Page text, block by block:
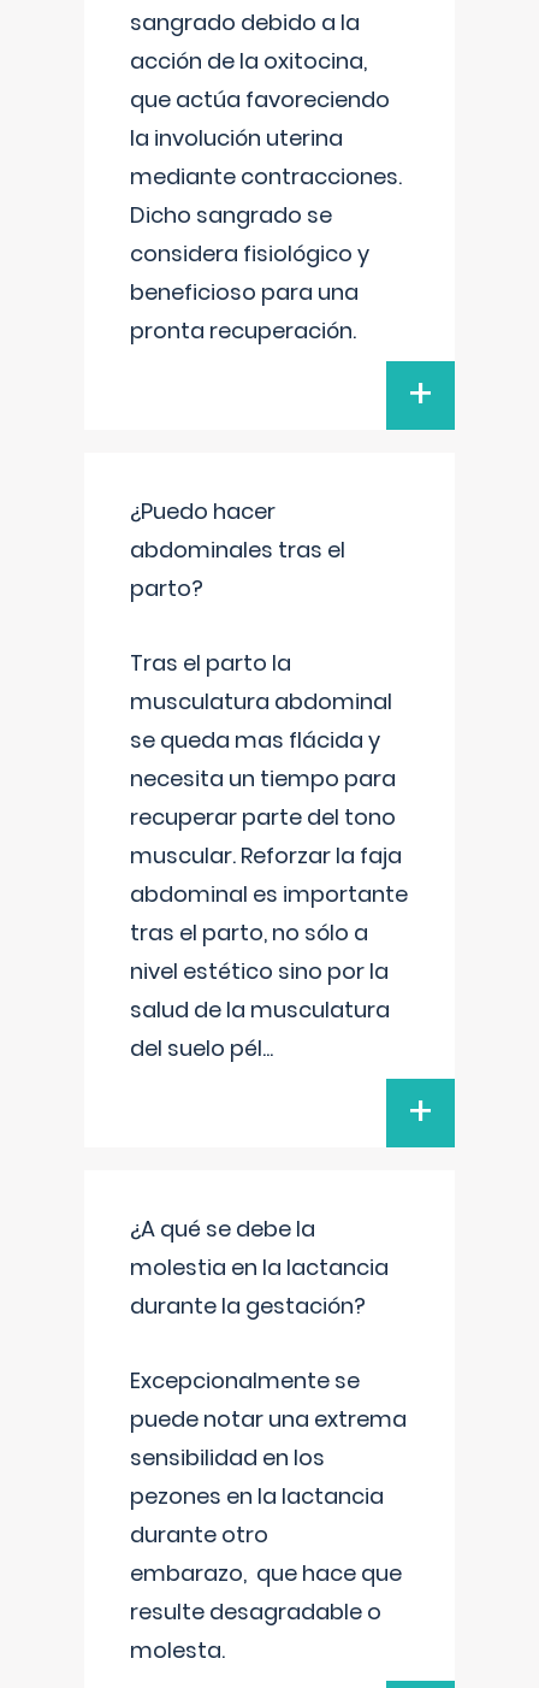
sangrado debido a la
acción de la oxitocina,
que actúa favoreciendo
la involución uterina
mediante contracciones.
Dicho sangrado se
considera fisiológico y
beneficioso para una
pronta recuperación.
+
¿Puedo hacer
abdominales tras el
parto?
Tras el parto la
musculatura abdominal
se queda mas flácida y
necesita un tiempo para
recuperar parte del tono
muscular. Reforzar la faja
abdominal es importante
tras el parto, no sólo a
nivel estético sino por la
salud de la musculatura
del suelo pél...
+
¿A qué se debe la
molestia en la lactancia
durante la gestación?
Excepcionalmente se
puede notar una extrema
sensibilidad en los
pezones en la lactancia
durante otro
embarazo, que hace que
resulte desagradable o
molesta.